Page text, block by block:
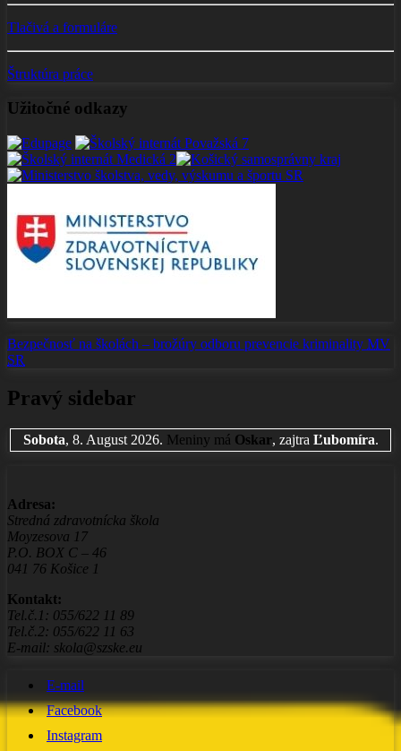
Tlačivá a formuláre
Štruktúra práce
Užitočné odkazy
Bezpečnosť na školách – brožúry odboru prevencie kriminality MV
SR
Pravý sidebar
Sobota, 8. August 2026. Meniny má Oskar, zajtra Ľubomíra.
Adresa:
Stredná zdravotnícka škola
Moyzesova 17
P.O. BOX C – 46
041 76 Košice 1
Kontakt:
Tel.č.1: 055/622 11 89
Tel.č.2: 055/622 11 63
E-mail: skola@szske.eu
E-mail
Facebook
Instagram